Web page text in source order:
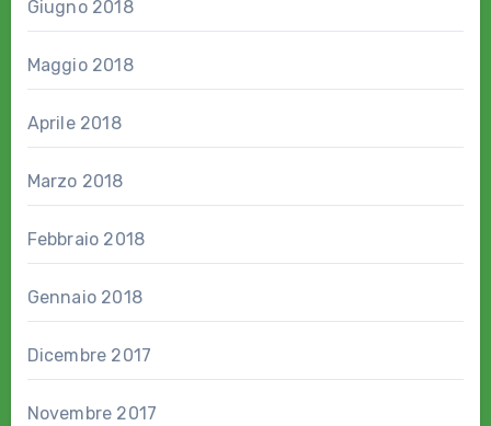
Giugno 2018
Maggio 2018
Aprile 2018
Marzo 2018
Febbraio 2018
Gennaio 2018
Dicembre 2017
Novembre 2017